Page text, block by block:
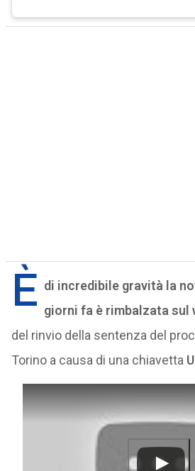
È di incredibile gravità la
giorni fa è rimbalzata sul
del rinvio della sentenza del
Torino a causa di una chiavetta